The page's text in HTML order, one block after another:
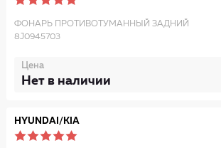
ФОНАРЬ ПРОТИВОТУМАННЫЙ ЗАДНИЙ
8J0945703
Цена
Нет в наличии
HYUNDAI/KIA